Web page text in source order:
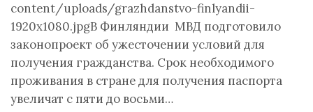
content/uploads/grazhdanstvo-finlyandii-
1920x1080.jpgВ Финляндии МВД подготовило
законопроект об ужесточении условий для
получения гражданства. Срок необходимого
проживания в стране для получения паспорта
увеличат с пяти до восьми…